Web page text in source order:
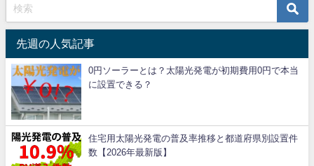
先週の人気記事
0円ソーラーとは？太陽光発電が初期費用0円で本当
に設置できる？
住宅用太陽光発電の普及率推移と都道府県別設置件
数【2026年最新版】